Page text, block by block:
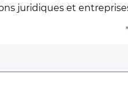
juridiques et
*